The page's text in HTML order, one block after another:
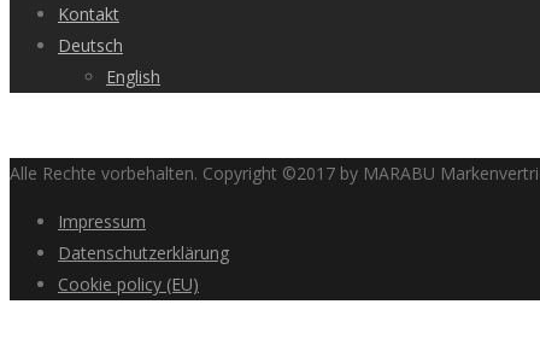
Kontakt
Deutsch
English
Alle Rechte vorbehalten. Copyright ©2017 by MARABU
Impressum
Datenschutzerklärung
Cookie policy (EU)